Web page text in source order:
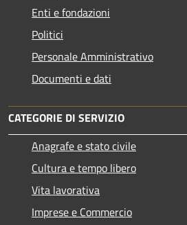
Enti e fondazioni
Politici
Personale Amministrativo
Documenti e dati
CATEGORIE DI SERVIZIO
Anagrafe e stato civile
Cultura e tempo libero
Vita lavorativa
Imprese e Commercio